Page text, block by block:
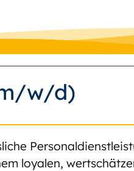
w/d)
loyalen,